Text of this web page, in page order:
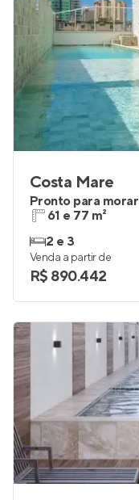
Costa Mare
Pronto para morar
61 e 77 m²
2 e 3
Venda a partir de
R$ 890.442